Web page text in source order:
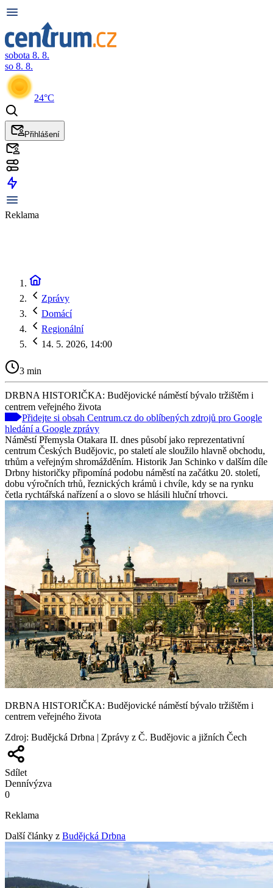
sobota 8. 8.
so 8. 8.
24°C
Přihlášení
Reklama
Zprávy
Domácí
Regionální
14. 5. 2026, 14:00
3 min
DRBNA HISTORIČKA: Budějovické náměstí bývalo tržištěm i
centrem veřejného života
Přidejte si obsah Centrum.cz do oblíbených zdrojů pro Google
hledání a Google zprávy
Náměstí Přemysla Otakara II. dnes působí jako reprezentativní
centrum Českých Budějovic, po staletí ale sloužilo hlavně obchodu,
trhům a veřejným shromážděním. Historik Jan Schinko v dalším díle
Drbny historičky připomíná podobu náměstí na začátku 20. století,
dobu výročních trhů, řeznických krámů i chvíle, kdy se na rynku
četla rychtářská nařízení a o slovo se hlásili hluční trhovci.
DRBNA HISTORIČKA: Budějovické náměstí bývalo tržištěm i
centrem veřejného života
Zdroj: Budějcká Drbna | Zprávy z Č. Budějovic a jižních Čech
Sdílet
Dennívýzva
0
Reklama
Další články z Budějcká Drbna